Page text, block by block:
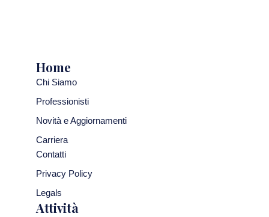
Home
Chi Siamo
Professionisti
Novità e Aggiornamenti
Carriera
Contatti
Privacy Policy
Legals
Attività